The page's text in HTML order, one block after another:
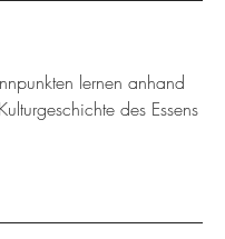
lernen anhand
des Essens